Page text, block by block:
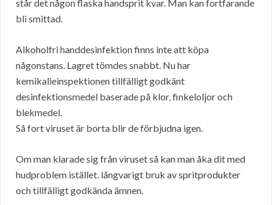
står det någon flaska handsprit kvar. Man kan fortfarande
bli smittad.
Alkoholfri handdesinfektion finns inte att köpa
någonstans. Lagret tömdes snabbt. Nu har
kemikalieinspektionen tillfälligt godkänt
desinfektionsmedel baserade på klor, finkeloljor och
blekmedel.
Så fort viruset är borta blir de förbjudna igen.
Om man klarade sig från viruset så kan man åka dit med
hudproblem istället. långvarigt bruk av spritprodukter
och tillfälligt godkända ämnen.